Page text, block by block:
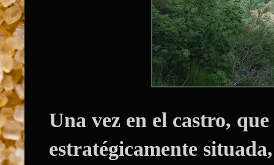
Una vez en el castro,
estratégicamente